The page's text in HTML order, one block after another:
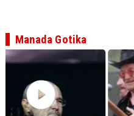
Manada Gotika